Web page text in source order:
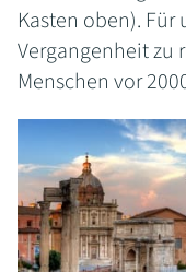
Kasten oben). Für
Vergangenheit zu
Menschen vor